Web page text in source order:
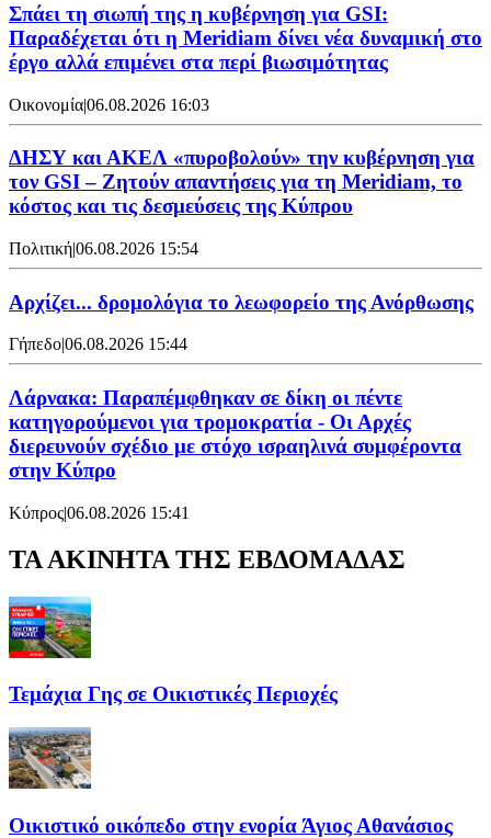
Σπάει τη σιωπή της η κυβέρνηση για GSI:
Παραδέχεται ότι η Meridiam δίνει νέα δυναμική στο
έργο αλλά επιμένει στα περί βιωσιμότητας
Οικονομία|06.08.2026 16:03
ΔΗΣΥ και ΑΚΕΛ «πυροβολούν» την κυβέρνηση για
τον GSI – Ζητούν απαντήσεις για τη Meridiam, το
κόστος και τις δεσμεύσεις της Κύπρου
Πολιτική|06.08.2026 15:54
Αρχίζει... δρομολόγια το λεωφορείο της Ανόρθωσης
Γήπεδο|06.08.2026 15:44
Λάρνακα: Παραπέμφθηκαν σε δίκη οι πέντε
κατηγορούμενοι για τρομοκρατία - Οι Αρχές
διερευνούν σχέδιο με στόχο ισραηλινά συμφέροντα
στην Κύπρο
Κύπρος|06.08.2026 15:41
ΤΑ ΑΚΙΝΗΤΑ ΤΗΣ ΕΒΔΟΜΑΔΑΣ
Τεμάχια Γης σε Οικιστικές Περιοχές
Οικιστικό οικόπεδο στην ενορία Άγιος Αθανάσιος